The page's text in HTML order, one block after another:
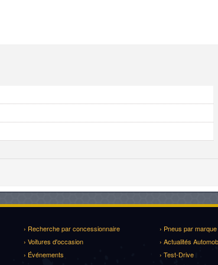
› Recherche par concessionnaire
› Pneus par marque
› Voitures d'occasion
› Actualités
› Événements
› Test-Drive